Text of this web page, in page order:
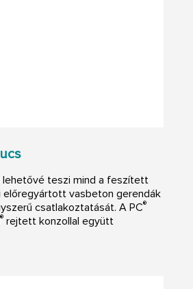
lehetővé teszi mind a feszített
előregyártott vasbeton gerendák
csatlakoztatását. A PC®
® rejtett konzollal együtt